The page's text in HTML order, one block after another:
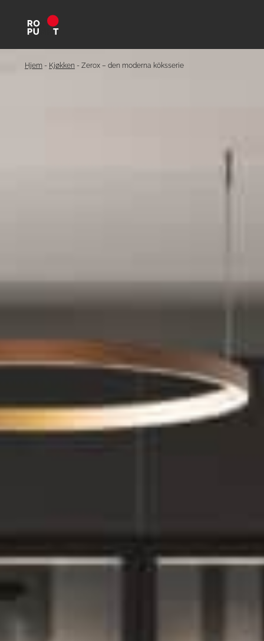
Hjem - Kjøkken - Zerox – den moderna köksserie